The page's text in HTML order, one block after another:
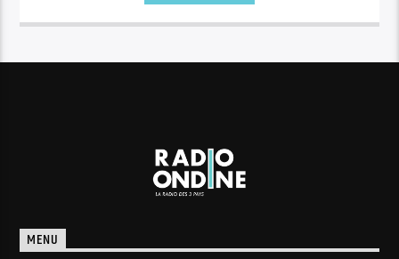
MENU